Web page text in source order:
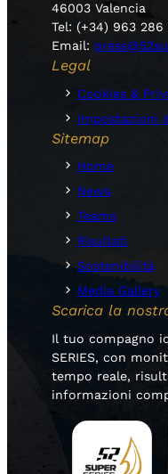
46003 Valencia
Tel: (+34) 963 286
Email:
Legal
Cookies &
Impostazioni
Sitemap
Home
News
Teams
Risultati
Sostenibilità
Media Gallery
Scarica la
Il tuo compagno
SERIES, con
tempo reale,
informazioni